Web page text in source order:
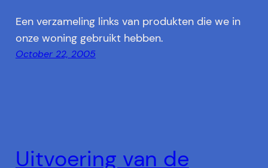
Een verzameling links van produkten die we in
onze woning gebruikt hebben.
October 22, 2005
Uitvoering van de